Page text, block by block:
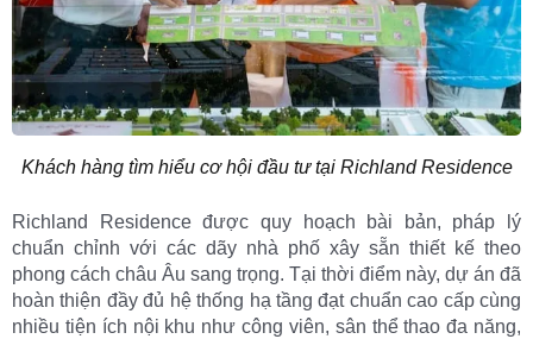
Khách hàng tìm hiểu cơ hội đầu tư tại Richland Residence
Richland Residence được quy hoạch bài bản, pháp lý
chuẩn chỉnh với các dãy nhà phố xây sẵn thiết kế theo
phong cách châu Âu sang trọng. Tại thời điểm này, dự án đã
hoàn thiện đầy đủ hệ thống hạ tầng đạt chuẩn cao cấp cùng
nhiều tiện ích nội khu như công viên, sân thể thao đa năng,